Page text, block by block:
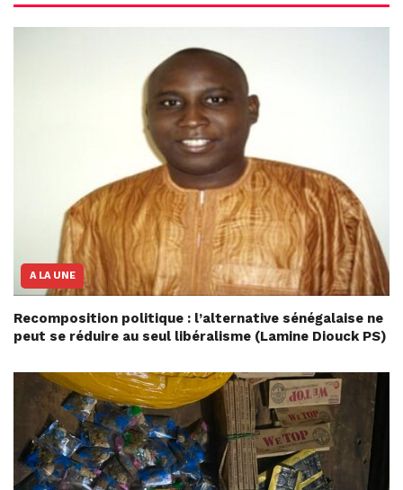
A LA UNE
Recomposition politique : l’alternative sénégalaise ne
peut se réduire au seul libéralisme (Lamine Diouck PS)